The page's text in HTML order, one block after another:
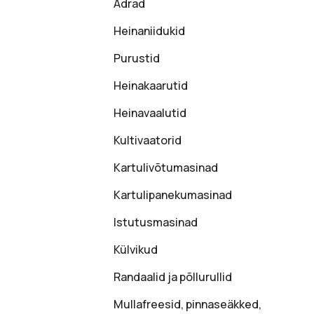
Adrad
Heinaniidukid
Purustid
Heinakaarutid
Heinavaalutid
Kultivaatorid
Kartulivõtumasinad
Kartulipanekumasinad
Istutusmasinad
Külvikud
Randaalid ja põllurullid
Mullafreesid, pinnaseäkked,